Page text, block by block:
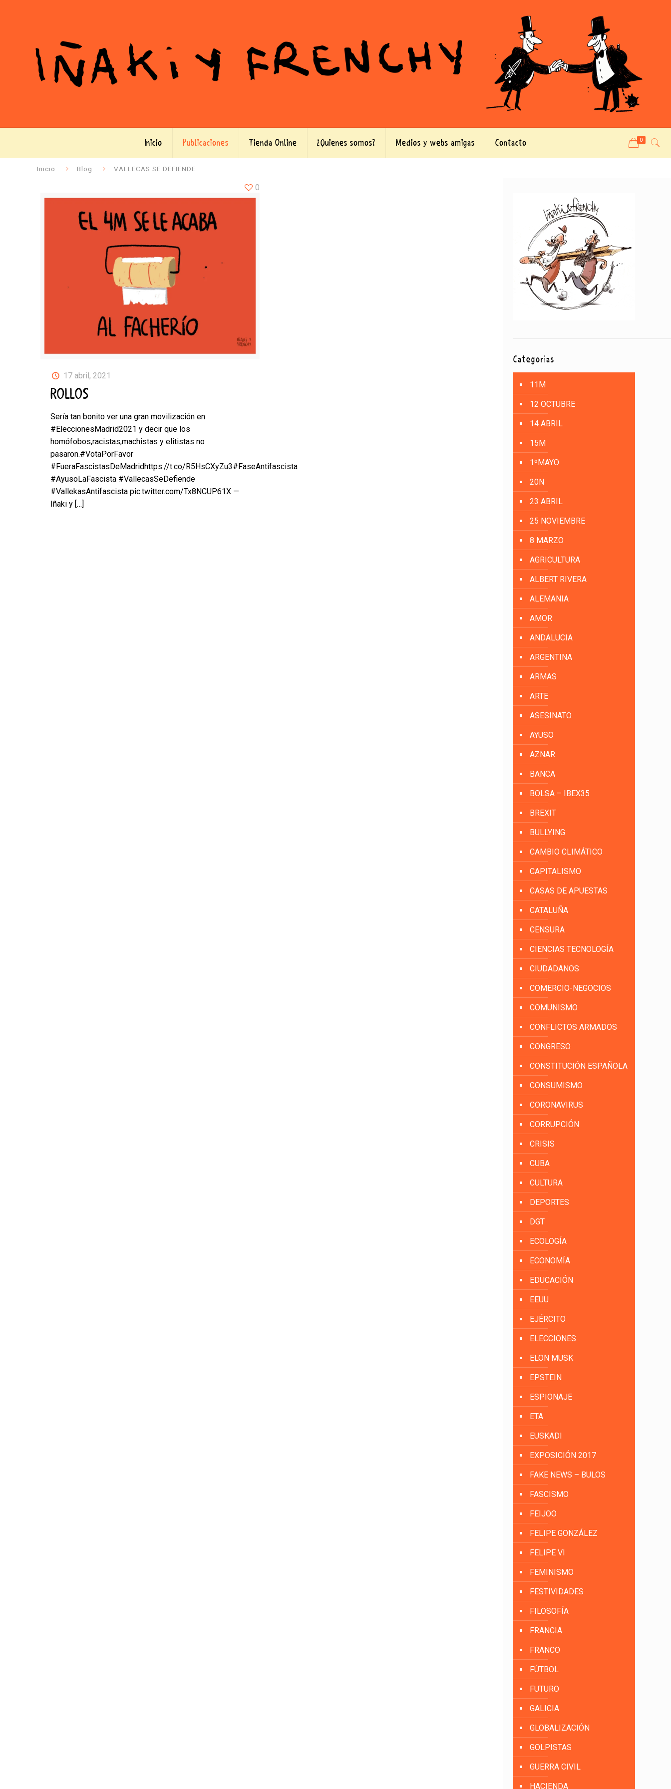
Inicio Publicaciones Tienda Online ¿Quienes somos? Medios y webs amigas Contacto 0
Inicio Blog VALLECAS SE DEFIENDE
17 abril, 2021
ROLLOS
Sería tan bonito ver una gran movilización en
#EleccionesMadrid2021 y decir que los
homófobos,racistas,machistas y elitistas no
pasaron.#VotaPorFavor
#FueraFascistasDeMadridhttps://t.co/R5HsCXyZu3#FaseAntifascista
#AyusoLaFascista #VallecasSeDefiende
#VallekasAntifascista pic.twitter.com/Tx8NCUP61X —
Iñaki y[…]
0
Categorías
11M
12 OCTUBRE
14 ABRIL
15M
1ºMAYO
20N
23 ABRIL
25 NOVIEMBRE
8 MARZO
AGRICULTURA
ALBERT RIVERA
ALEMANIA
AMOR
ANDALUCIA
ARGENTINA
ARMAS
ARTE
ASESINATO
AYUSO
AZNAR
BANCA
BOLSA – IBEX35
BREXIT
BULLYING
CAMBIO CLIMÁTICO
CAPITALISMO
CASAS DE APUESTAS
CATALUÑA
CENSURA
CIENCIAS TECNOLOGÍA
CIUDADANOS
COMERCIO-NEGOCIOS
COMUNISMO
CONFLICTOS ARMADOS
CONGRESO
CONSTITUCIÓN ESPAÑOLA
CONSUMISMO
CORONAVIRUS
CORRUPCIÓN
CRISIS
CUBA
CULTURA
DEPORTES
DGT
ECOLOGÍA
ECONOMÍA
EDUCACIÓN
EEUU
EJÉRCITO
ELECCIONES
ELON MUSK
EPSTEIN
ESPIONAJE
ETA
EUSKADI
EXPOSICIÓN 2017
FAKE NEWS – BULOS
FASCISMO
FEIJOO
FELIPE GONZÁLEZ
FELIPE VI
FEMINISMO
FESTIVIDADES
FILOSOFÍA
FRANCIA
FRANCO
FÚTBOL
FUTURO
GALICIA
GLOBALIZACIÓN
GOLPISTAS
GUERRA CIVIL
HACIENDA